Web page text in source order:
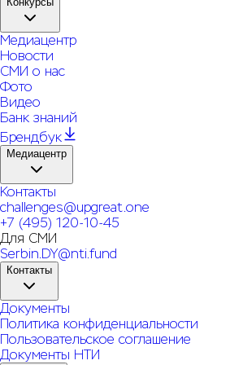
Медиацентр
Новости
СМИ о нас
Фото
Видео
Банк знаний
Брендбук
Медиацентр
Контакты
challenges@upgreat.one
+7 (495) 120-10-45
Для СМИ
Serbin.DY@nti.fund
Контакты
Документы
Политика конфиденциальности
Пользовательское соглашение
Документы НТИ